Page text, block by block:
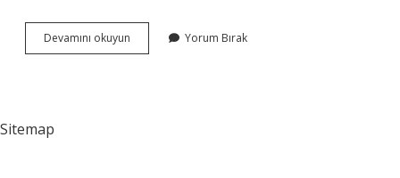
Devamını okuyun
Ruhsatı
Yorum Bırak
Sitemap